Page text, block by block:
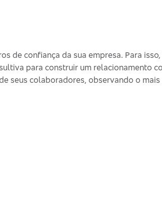
de confiança da sua empresa. Para
para construir um relacionamento
seus colaboradores, observando o